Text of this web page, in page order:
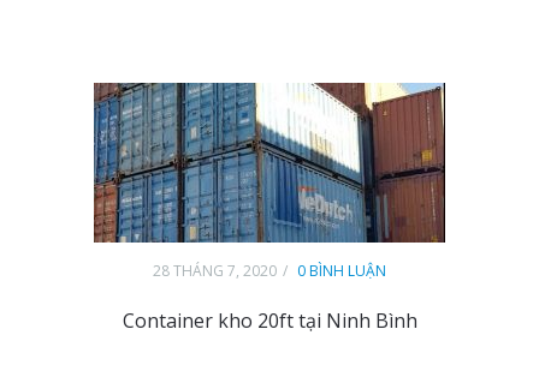
28 THÁNG 7, 2020 0 BÌNH LUẬN
Container kho 20ft tại Ninh Bình